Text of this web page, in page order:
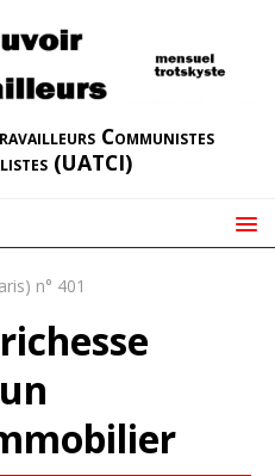
Communistes
(UATCI)
n° 401